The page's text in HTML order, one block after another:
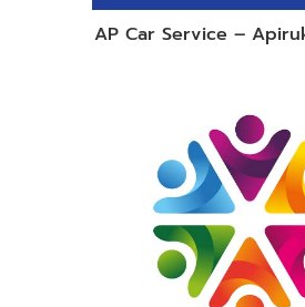
AP Car Service –